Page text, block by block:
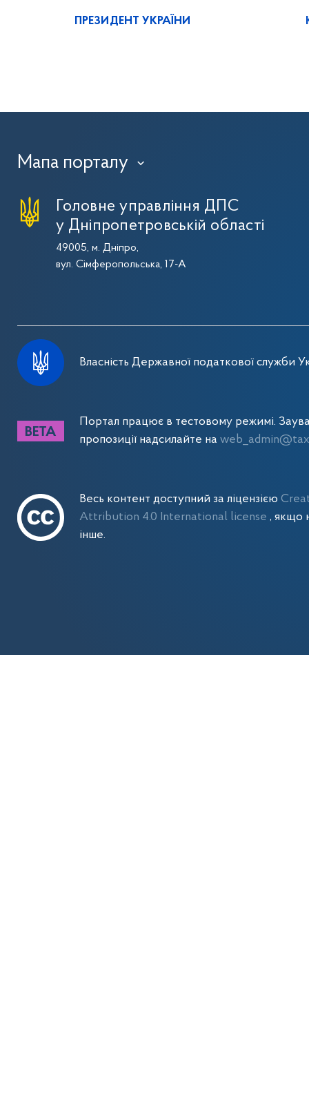
ПРЕЗИДЕНТ УКРАЇНИ
Мапа порталу ›
Головне управління ДПС
у Дніпропетровській області
49005, м. Дніпро,
вул. Сімферопольська, 17-А
Власність Державної податкової служби
Портал працює в тестовому режимі.
пропозиції надсилайте на
Весь контент доступний за ліцензією
Attribution 4.0 International license , якщо
інше.